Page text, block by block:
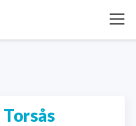
Torsås